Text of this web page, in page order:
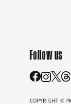
Follow us
COPYRIGHT ©